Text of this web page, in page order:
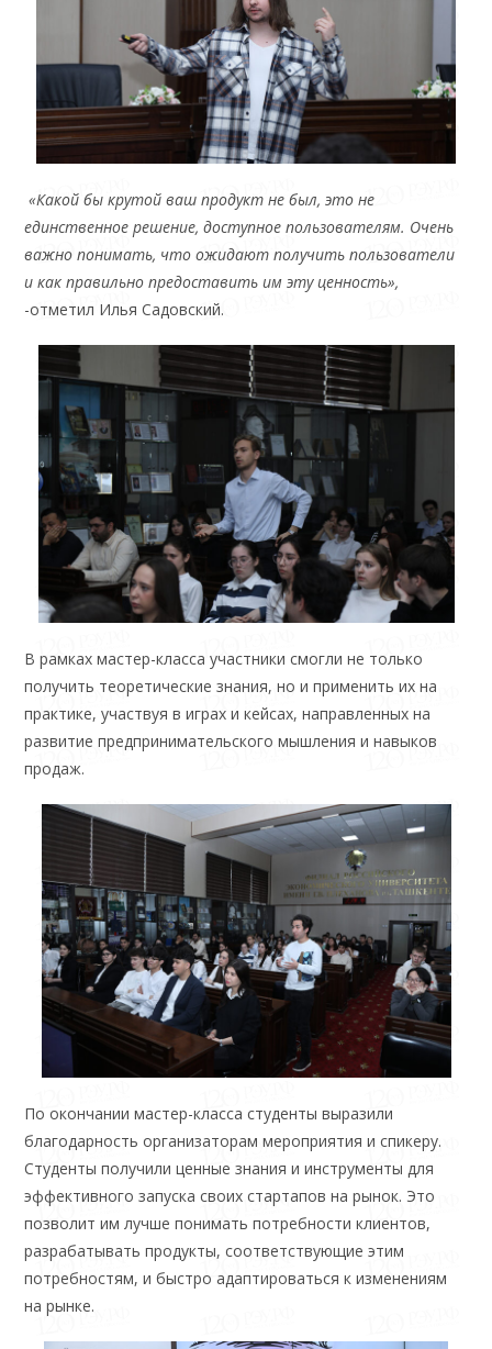
«Какой бы крутой ваш продукт не был, это не
единственное решение, доступное пользователям. Очень
важно понимать, что ожидают получить пользователи
и как правильно предоставить им эту ценность»,
-отметил Илья Садовский.
В рамках мастер-класса участники смогли не только
получить теоретические знания, но и применить их на
практике, участвуя в играх и кейсах, направленных на
развитие предпринимательского мышления и навыков
продаж.
По окончании мастер-класса студенты выразили
благодарность организаторам мероприятия и спикеру.
Студенты получили ценные знания и инструменты для
эффективного запуска своих стартапов на рынок. Это
позволит им лучше понимать потребности клиентов,
разрабатывать продукты, соответствующие этим
потребностям, и быстро адаптироваться к изменениям
на рынке.